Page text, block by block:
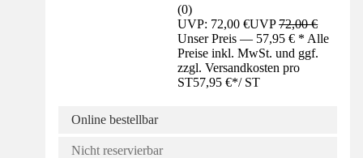
(0)
UVP: 72,00 €UVP72,00 €
Unser Preis — 57,95 € * Alle
Preise inkl. MwSt. und ggf.
zzgl. Versandkosten pro
ST57,95 €*/ ST
Online bestellbar
Nicht reservierbar